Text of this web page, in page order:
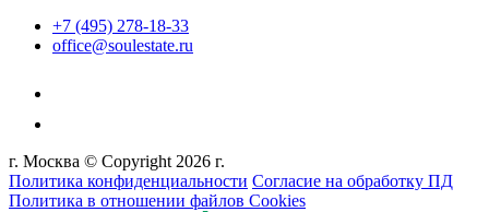
+7 (495) 278-18-33
office@soulestate.ru
г. Москва © Copyright 2026 г.
Политика конфиденциальности Согласие на обработку ПД
Политика в отношении файлов Cookies